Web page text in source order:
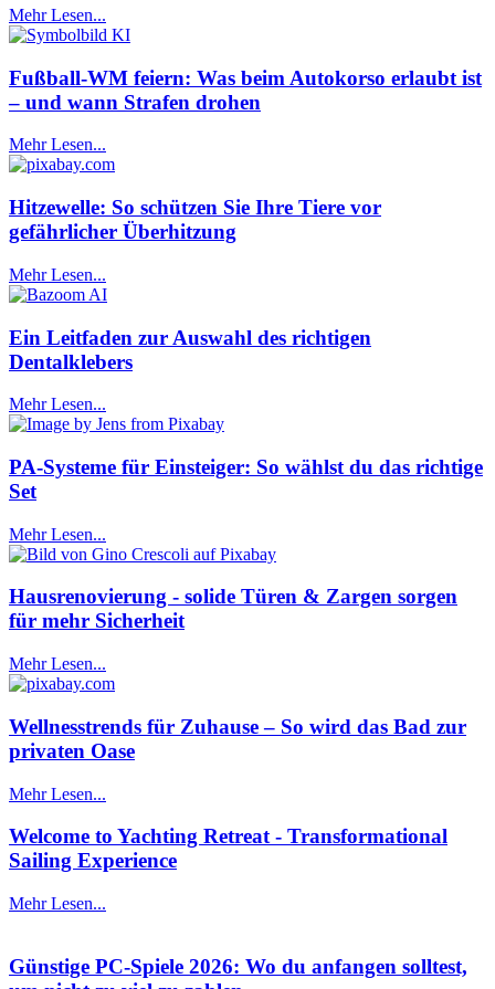
Mehr Lesen...
Fußball-WM feiern: Was beim Autokorso erlaubt ist
– und wann Strafen drohen
Mehr Lesen...
Hitzewelle: So schützen Sie Ihre Tiere vor
gefährlicher Überhitzung
Mehr Lesen...
Ein Leitfaden zur Auswahl des richtigen
Dentalklebers
Mehr Lesen...
PA-Systeme für Einsteiger: So wählst du das richtige
Set
Mehr Lesen...
Hausrenovierung - solide Türen & Zargen sorgen
für mehr Sicherheit
Mehr Lesen...
Wellnesstrends für Zuhause – So wird das Bad zur
privaten Oase
Mehr Lesen...
Welcome to Yachting Retreat - Transformational
Sailing Experience
Mehr Lesen...
Günstige PC-Spiele 2026: Wo du anfangen solltest,